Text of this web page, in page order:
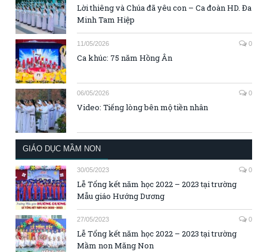
Lời thiêng và Chúa đã yêu con – Ca đoàn HD. Đa
Minh Tam Hiệp
11/05/2026 0
Ca khúc: 75 năm Hồng Ân
06/05/2026 0
Video: Tiếng lòng bên mộ tiền nhân
GIÁO DỤC MẦM NON
30/05/2023 0
Lễ Tổng kết năm học 2022 – 2023 tại trường
Mẫu giáo Hướng Dương
27/05/2023 0
Lễ Tổng kết năm học 2022 – 2023 tại trường
Mầm non Măng Non